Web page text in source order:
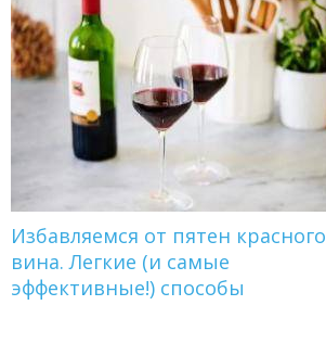
Избавляемся от пятен красного
вина. Легкие (и самые
эффективные!) способы